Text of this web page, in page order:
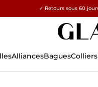
15% sur
✓ Retours sous 60
AlliancesBaguesColliers